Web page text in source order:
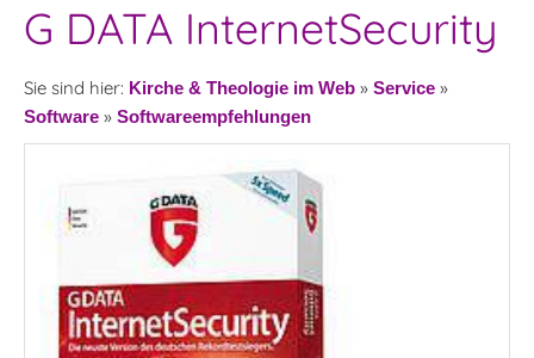
G DATA InternetSecurity
Sie sind hier: Kirche & Theologie im Web » Service »
Software » Softwareempfehlungen